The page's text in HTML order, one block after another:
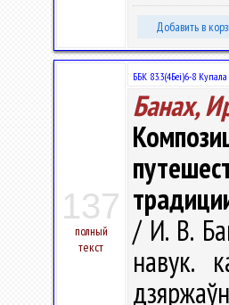
Добавить в
137
полный
текст
ББК 83.3(4Беі)6-8 Купала
Банах,
/ И. В.
навук.